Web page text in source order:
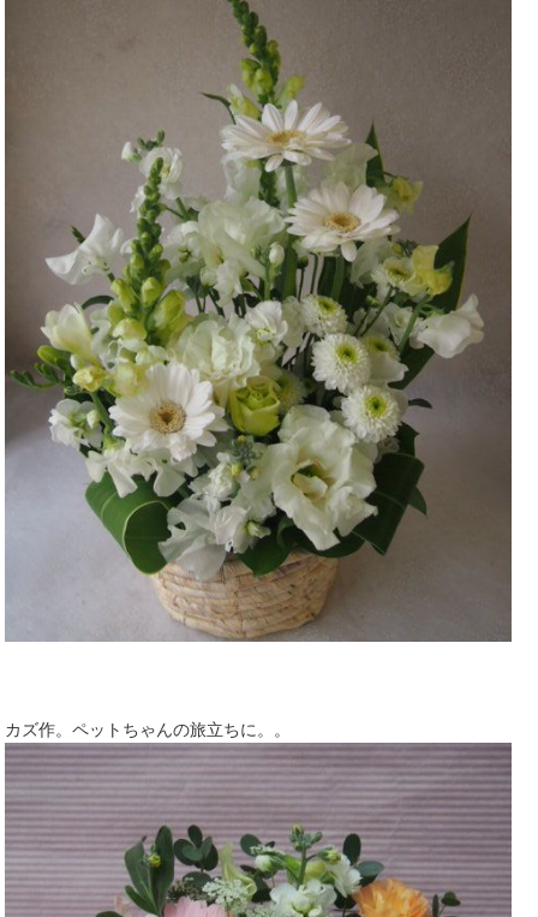
カズ作。ペットちゃんの旅立ちに。。